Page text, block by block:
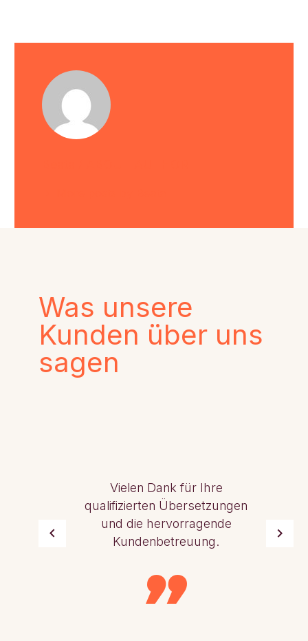
Was unsere
Kunden über uns
sagen
Vielen Dank für Ihre
qualifizierten Übersetzungen
und die hervorragende
Kundenbetreuung.